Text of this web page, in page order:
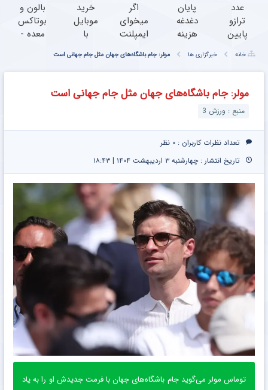
عدد
ترازو
پایین
اما
داستان
از
خرید
این
لاغری
میشه!
پایان
دغدغه
هزینه
دندان
پزشکی
با پک
سفید
اگر
میخوای
ایمپلنت
کنی
الان
وقتشه |
فقط با
۲۵
خرید
موبایل
با
پی |
در ۴
قسط
بدون
بالون و
بوتاکس
معده -
بدون
خانه خبرگزاری ها مولر: جام باشگاه‌های جهان مثل جام جهانی است
مولر: جام باشگاه‌های جهان مثل جام جهانی است
منبع : ورزش 3
تعداد نظرات کاربران : ۰ نظر
تاریخ انتشار : چهارشنبه ۳ اردیبهشت ۱۴۰۴ | ۱۸:۴۳
توماس مولر می‌گوید جام باشگاه‌های جهان با فرمت جدیدش او را ‏به یاد